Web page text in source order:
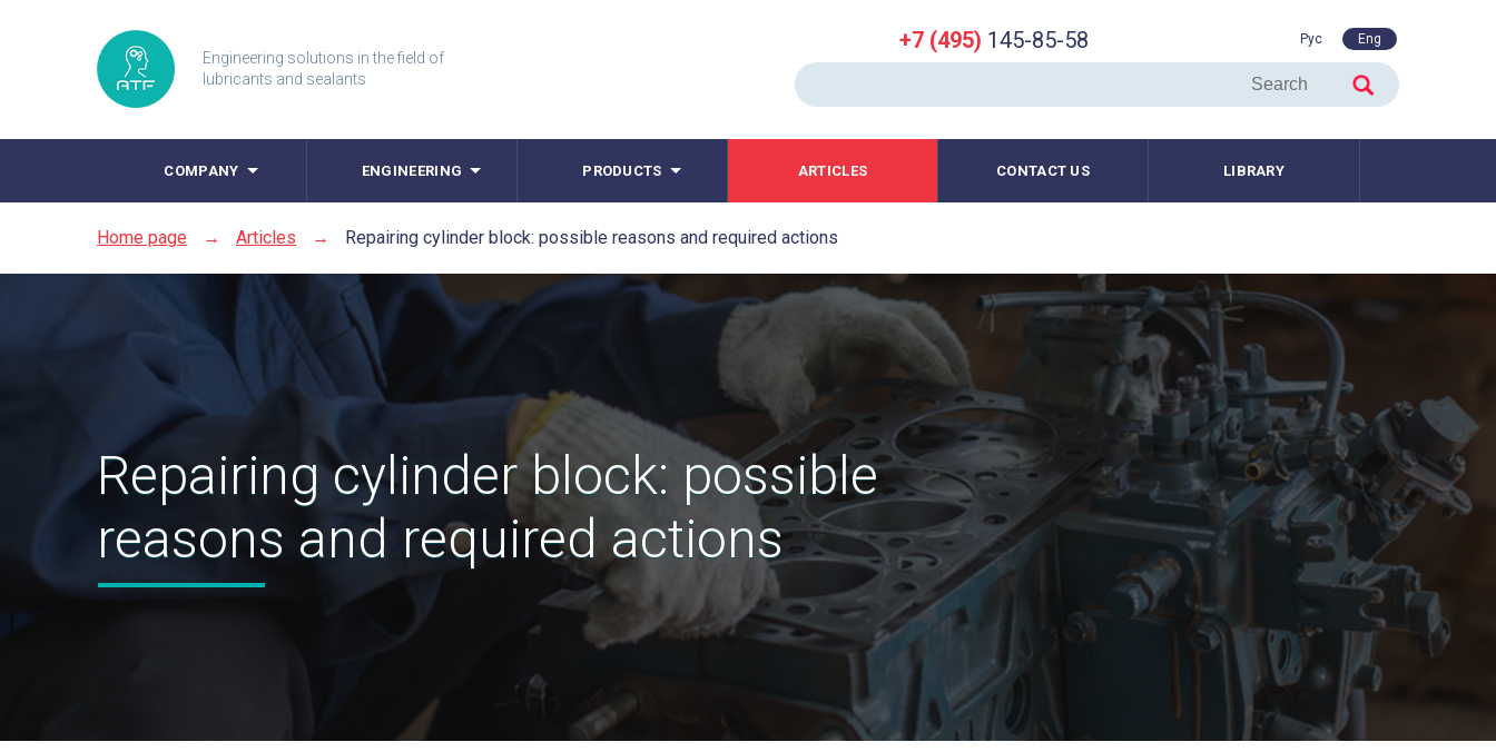
Engineering solutions in the field of
lubricants and sealants
+7 (495) 145-85-58 Рус Eng
COMPANY ENGINEERING PRODUCTS ARTICLES CONTACT US LIBRARY
Home page → Articles → Repairing cylinder block: possible reasons and required actions
Repairing cylinder block: possible
reasons and required actions